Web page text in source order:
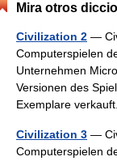
Mira otros
Civilization 2 —
Computerspielen
Unternehmen
Versionen des
Exemplare
Civilization 3 —
Computerspielen